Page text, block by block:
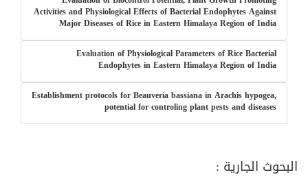
Activities and Physiological Effects of Bacterial Endophytes Against
Major Diseases of Rice in Eastern Himalaya Region of India
Evaluation of Physiological Parameters of Rice Bacterial
Endophytes in Eastern Himalaya Region of India
Establishment protocols for Beauveria bassiana in Arachis hypogea,
potential for controling plant pests and diseases
البحوث الجارية :